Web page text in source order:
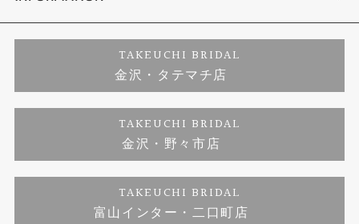
婚約ネックレス
ダイヤモンド
ジュエリーリフォーム
プロポーズサポート
ブランドリスト
福井指輪工房｜手作りペアリング
福井指輪工房｜手作り結婚指輪 and 婚約指輪
お客様の声
プライバシーポリシー
TAKEUCHI BRIDAL
金沢・タテマチ店
TAKEUCHI BRIDAL
金沢・野々市店
TAKEUCHI BRIDAL
富山インター・二口町店